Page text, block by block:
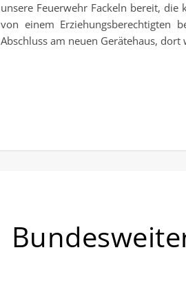
unsere Feuerwehr Fackeln bereit,
von einem Erziehungsberechtigten
Abschluss am neuen Gerätehaus,